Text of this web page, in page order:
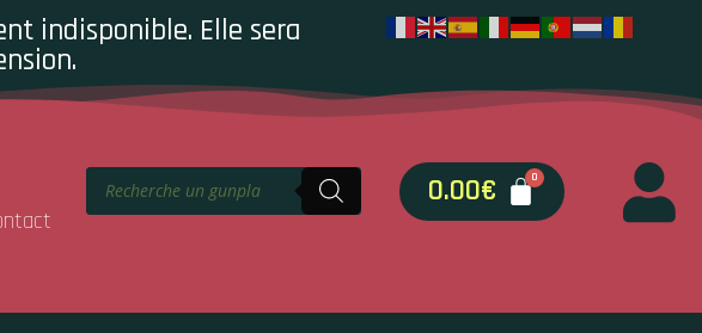
indisponible. Elle sera
0.00€